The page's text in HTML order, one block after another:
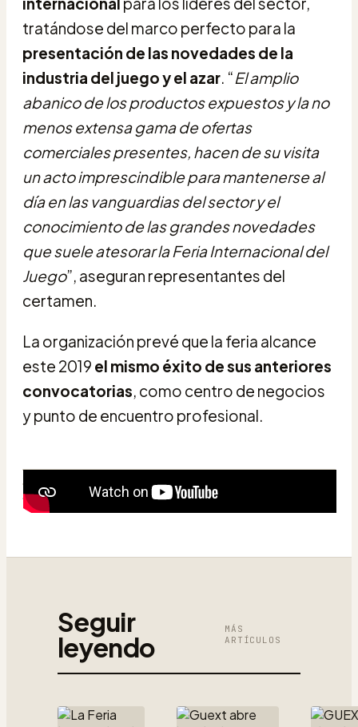
tratándose del marco perfecto para la
presentación de las novedades de la
industria del juego y el azar. “El amplio
abanico de los productos expuestos y la no
menos extensa gama de ofertas
comerciales presentes, hacen de su visita
un acto imprescindible para mantenerse al
día en las vanguardias del sector y el
conocimiento de las grandes novedades
que suele atesorar la Feria Internacional del
Juego”, aseguran representantes del
certamen.
La organización prevé que la feria alcance
este 2019 el mismo éxito de sus anteriores
convocatorias, como centro de negocios
y punto de encuentro profesional.
Seguir
leyendo
MÁS
ARTÍCULOS